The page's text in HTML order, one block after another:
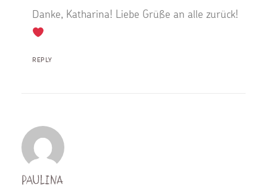
Danke, Katharina! Liebe Grüße an alle zurück!
REPLY
Paulina